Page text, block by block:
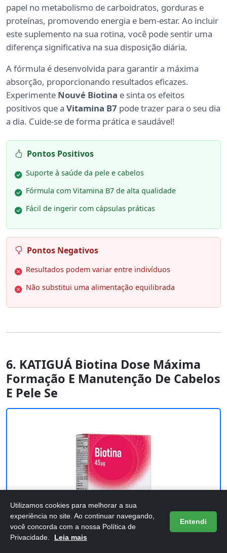
papel no metabolismo de carboidratos, gorduras e
proteínas, promovendo energia e bem-estar. Ao incluir
este suplemento na sua rotina, você pode sentir uma
diferença significativa na sua disposição diária.
A fórmula é desenvolvida para garantir a máxima
absorção, proporcionando resultados eficazes.
Experimente Nouvé Biotina e sinta os efeitos
positivos que a Vitamina B7 pode trazer para o seu dia
a dia. Cuide-se de forma prática e saudável!
Pontos Positivos
Suporte à saúde da pele e cabelos
Fórmula com Vitamina B7 de alta qualidade
Fácil de ingerir com cápsulas práticas
Pontos Negativos
Resultados podem variar entre indivíduos
Não substitui uma alimentação equilibrada
6. KATIGUÁ Biotina Dose Máxima
Formação E Manutenção De Cabelos
E Pele Se
Utilizamos cookies para melhorar a sua
experiência no site. Ao continuar navegando,
você concorda com a nossa Política de
Privacidade.
Leia mais
Entendi